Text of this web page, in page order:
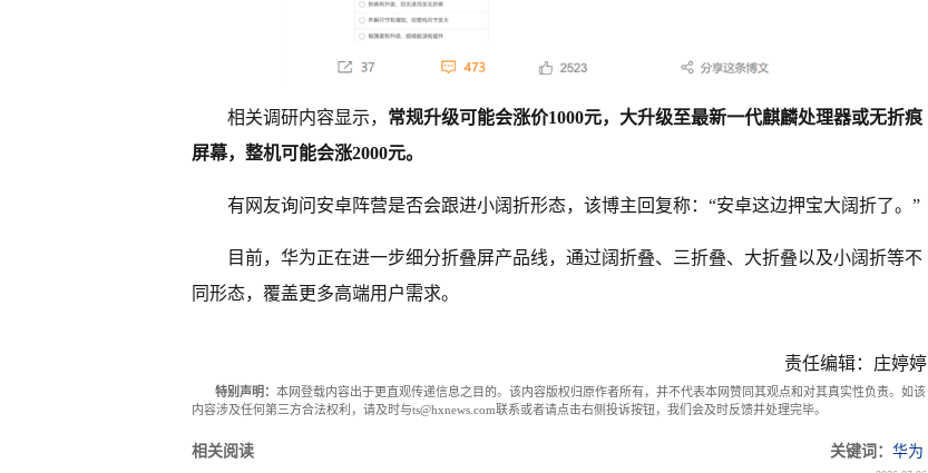
相关调研内容显示， 常规升级可能会涨价1000元，大升级至最新一代麒麟处理器或无折痕
屏幕，整机可能会涨2000元。
有网友询问安卓阵营是否会跟进小阔折形态，该博主回复称：“安卓这边押宝大阔折了。”
目前，华为正在进一步细分折叠屏产品线，通过阔折叠、三折叠、大折叠以及小阔折等不
同形态，覆盖更多高端用户需求。
责任编辑：庄婷婷
特别声明： 本网登载内容出于更直观传递信息之目的。该内容版权归原作者所有，并不代表本网赞同其观点和对其真实性负责。如该
内容涉及任何第三方合法权利，请及时与ts@hxnews.com联系或者请点击右侧投诉按钮，我们会及时反馈并处理完毕。
相关阅读 关键词： 华为